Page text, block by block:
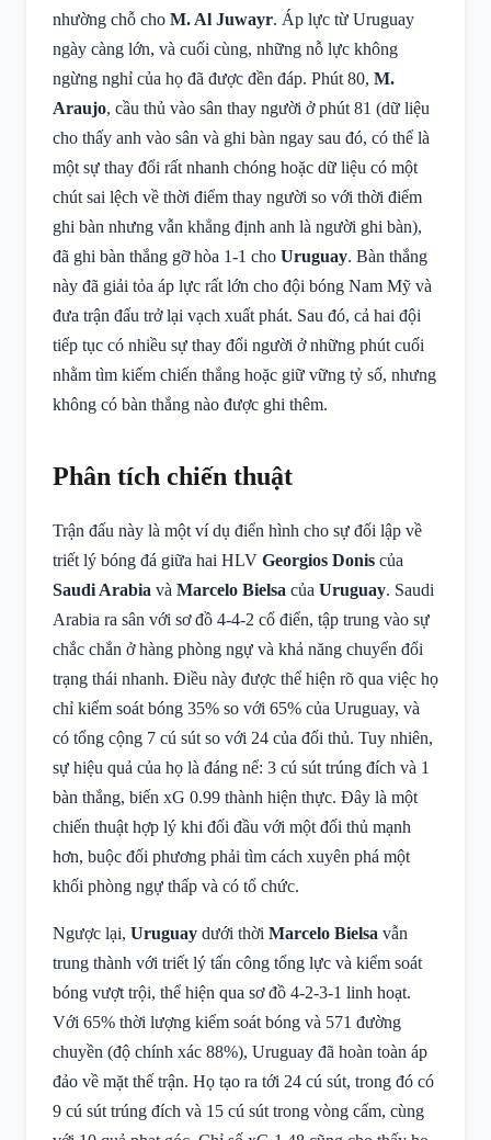
nhường chỗ cho M. Al Juwayr. Áp lực từ Uruguay
ngày càng lớn, và cuối cùng, những nỗ lực không
ngừng nghỉ của họ đã được đền đáp. Phút 80, M.
Araujo, cầu thủ vào sân thay người ở phút 81 (dữ liệu
cho thấy anh vào sân và ghi bàn ngay sau đó, có thể là
một sự thay đổi rất nhanh chóng hoặc dữ liệu có một
chút sai lệch về thời điểm thay người so với thời điểm
ghi bàn nhưng vẫn khẳng định anh là người ghi bàn),
đã ghi bàn thắng gỡ hòa 1-1 cho Uruguay. Bàn thắng
này đã giải tỏa áp lực rất lớn cho đội bóng Nam Mỹ và
đưa trận đấu trở lại vạch xuất phát. Sau đó, cả hai đội
tiếp tục có nhiều sự thay đổi người ở những phút cuối
nhằm tìm kiếm chiến thắng hoặc giữ vững tỷ số, nhưng
không có bàn thắng nào được ghi thêm.
Phân tích chiến thuật
Trận đấu này là một ví dụ điển hình cho sự đối lập về
triết lý bóng đá giữa hai HLV Georgios Donis của
Saudi Arabia và Marcelo Bielsa của Uruguay. Saudi
Arabia ra sân với sơ đồ 4-4-2 cổ điển, tập trung vào sự
chắc chắn ở hàng phòng ngự và khả năng chuyển đổi
trạng thái nhanh. Điều này được thể hiện rõ qua việc họ
chỉ kiểm soát bóng 35% so với 65% của Uruguay, và
có tổng cộng 7 cú sút so với 24 của đối thủ. Tuy nhiên,
sự hiệu quả của họ là đáng nể: 3 cú sút trúng đích và 1
bàn thắng, biến xG 0.99 thành hiện thực. Đây là một
chiến thuật hợp lý khi đối đầu với một đối thủ mạnh
hơn, buộc đối phương phải tìm cách xuyên phá một
khối phòng ngự thấp và có tổ chức.
Ngược lại, Uruguay dưới thời Marcelo Bielsa vẫn
trung thành với triết lý tấn công tổng lực và kiểm soát
bóng vượt trội, thể hiện qua sơ đồ 4-2-3-1 linh hoạt.
Với 65% thời lượng kiểm soát bóng và 571 đường
chuyền (độ chính xác 88%), Uruguay đã hoàn toàn áp
đảo về mặt thế trận. Họ tạo ra tới 24 cú sút, trong đó có
9 cú sút trúng đích và 15 cú sút trong vòng cấm, cùng